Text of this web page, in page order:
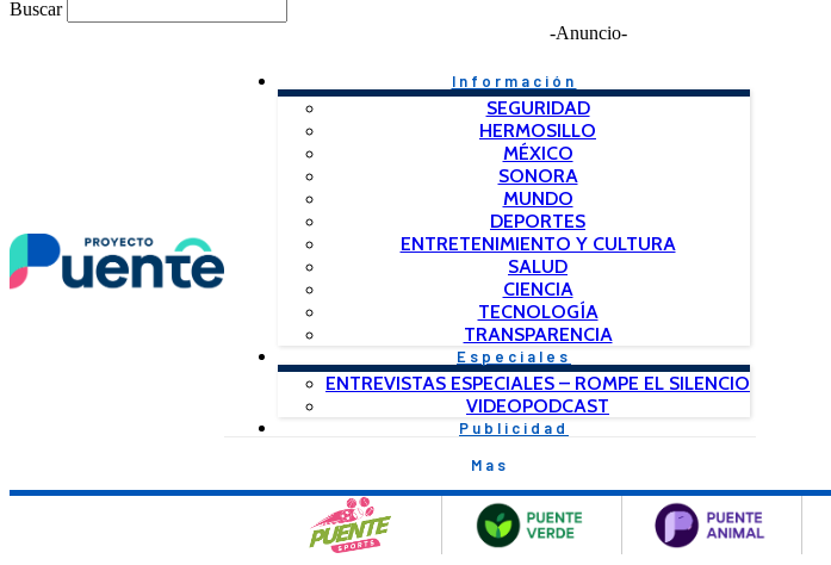
Buscar
-Anuncio-
Información
SEGURIDAD
HERMOSILLO
MÉXICO
SONORA
MUNDO
DEPORTES
ENTRETENIMIENTO Y CULTURA
SALUD
CIENCIA
TECNOLOGÍA
TRANSPARENCIA
Especiales
ENTREVISTAS ESPECIALES – ROMPE EL SILENCIO
VIDEOPODCAST
Publicidad
Mas